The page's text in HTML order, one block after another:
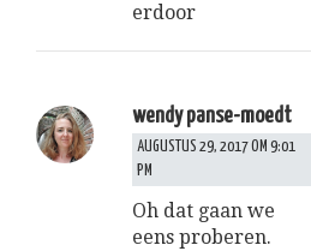
erdoor
wendy panse-moedt
AUGUSTUS 29, 2017 OM 9:01
PM
Oh dat gaan we
eens proberen.